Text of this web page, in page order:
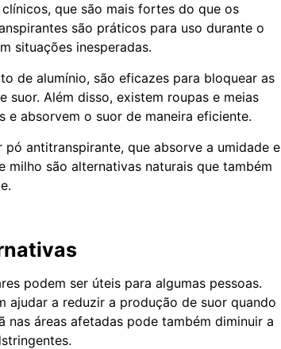
que são mais fortes do que os
são práticos para uso durante o
situações inesperadas.
de alumínio, são eficazes para bloquear as
Além disso, existem roupas e meias
e absorvem o suor de maneira eficiente.
antitranspirante, que absorve a umidade e
milho são alternativas naturais que também
podem ser úteis para algumas pessoas.
ajudar a reduzir a produção de suor quando
nas áreas afetadas pode também diminuir a